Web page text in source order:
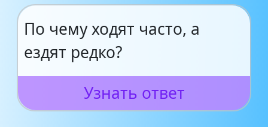
По чему ходят часто, а
ездят редко?
Узнать ответ